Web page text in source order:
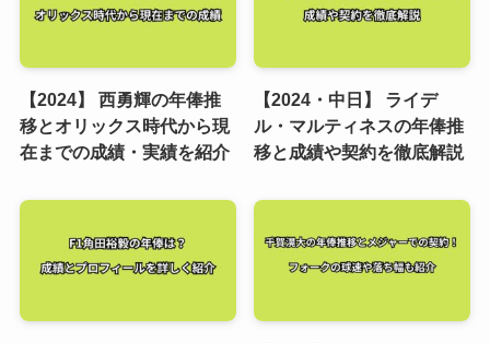
【2024】 西勇輝の年俸推
移とオリックス時代から現
在までの成績・実績を紹介
【2024・中日】 ライデ
ル・マルティネスの年俸推
移と成績や契約を徹底解説